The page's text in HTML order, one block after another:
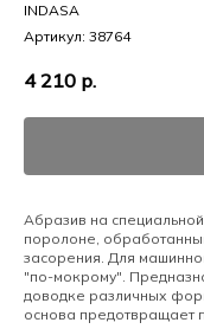
INDASA
Артикул: 38764
4 210 р.
Абразив на
поролоне,
засорения. Для
"по-мокрому".
доводке различных
основа предотвращает